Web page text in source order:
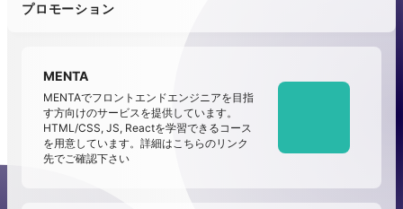
プロモーション
MENTA
MENTAでフロントエンドエンジニアを目指
す方向けのサービスを提供しています。
HTML/CSS, JS, Reactを学習できるコース
を用意しています。詳細はこちらのリンク
先でご確認下さい